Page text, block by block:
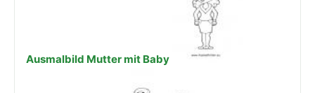
Ausmalbild Mutter mit Baby